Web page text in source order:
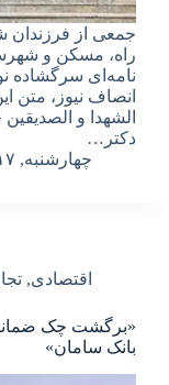
جمعی از فرزندان
راه، مسکن و
نامه‌ای سرگشاده
انصاف نیوز، متن
الشهدا و
دکتر…
چهارشنبه, ۱۷ بهمن ۱۴۰۳ – ۱۳:۳۱
اقتصادی,
«برگشت چک
بانک سامان»